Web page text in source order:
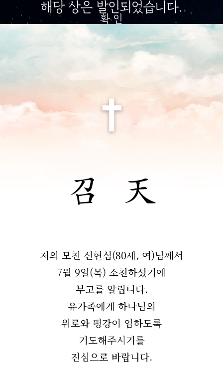
해당 상은 발인되었습니다.
확 인
저의 모친 신현심(80세, 여)님께서
7월 9일(목) 소천하셨기에
부고를 알립니다.
유가족에게 하나님의
위로와 평강이 임하도록
기도해주시기를
진심으로 바랍니다.